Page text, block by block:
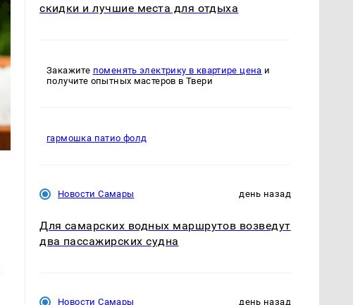
скидки и лучшие места для отдыха
Закажите поменять электрику в квартире цена и
получите опытных мастеров в Твери
гармошка патио фолд
Новости Самары день назад
Для самарских водных маршрутов возведут
два пассажирских судна
Новости Самары день назад